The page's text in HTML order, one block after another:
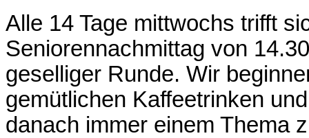
Alle 14 Tage mittwochs trifft
Seniorennachmittag von
geselliger Runde. Wir
gemütlichen Kaffeetrinken
danach immer einem Thema